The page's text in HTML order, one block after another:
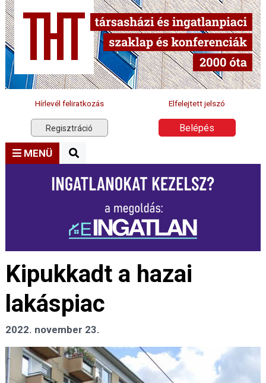
Hírlevél feliratkozás Elfelejtett jelszó
Regisztráció Belépés
MENÜ
Kipukkadt a hazai
lakáspiac
2022. november 23.